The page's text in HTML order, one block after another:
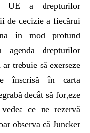
UE a drepturilor
de decizie a fiecărui
în mod profund
agenda drepturilor
trebuie să exerseze
înscrisă în carta
decât să forțeze
ce ne rezervă
observa că Juncker